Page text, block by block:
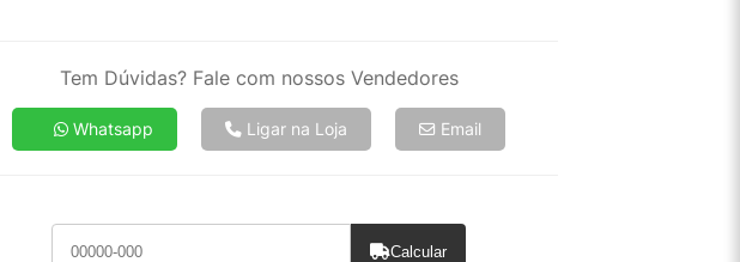
Tem Dúvidas? Fale com nossos Vendedores
Whatsapp Ligar na Loja Email
Calcular